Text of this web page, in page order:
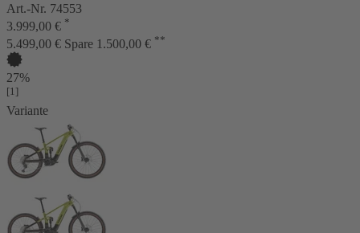
Art.-Nr. 74553
3.999,00 € *
5.499,00 € Spare 1.500,00 € **
27%
[1]
Variante